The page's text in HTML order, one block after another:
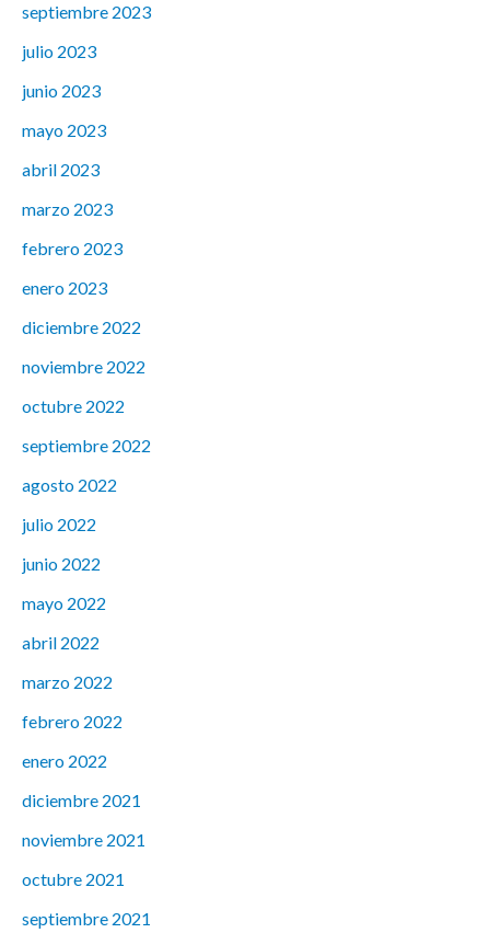
septiembre 2023
julio 2023
junio 2023
mayo 2023
abril 2023
marzo 2023
febrero 2023
enero 2023
diciembre 2022
noviembre 2022
octubre 2022
septiembre 2022
agosto 2022
julio 2022
junio 2022
mayo 2022
abril 2022
marzo 2022
febrero 2022
enero 2022
diciembre 2021
noviembre 2021
octubre 2021
septiembre 2021